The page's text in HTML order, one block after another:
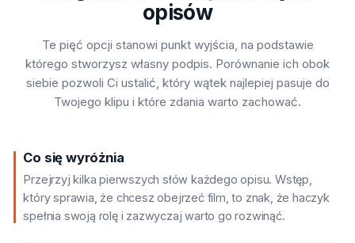
opisów
Te pięć opcji stanowi punkt wyjścia, na podstawie
którego stworzysz własny podpis. Porównanie ich obok
siebie pozwoli Ci ustalić, który wątek najlepiej pasuje do
Twojego klipu i które zdania warto zachować.
Co się wyróżnia
Przejrzyj kilka pierwszych słów każdego opisu. Wstęp,
który sprawia, że chcesz obejrzeć film, to znak, że haczyk
spełnia swoją rolę i zazwyczaj warto go rozwinąć.